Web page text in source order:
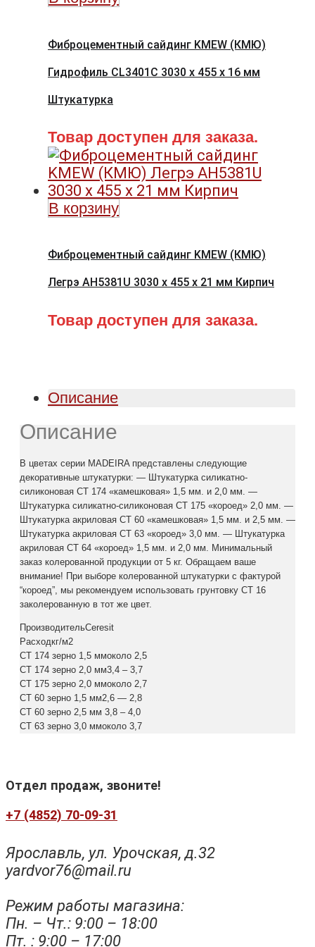
Фиброцементный сайдинг KMEW (КМЮ)
Гидрофиль CL3401C 3030 x 455 x 16 мм
Штукатурка
Товар доступен для заказа.
В корзину
Фиброцементный сайдинг KMEW (КМЮ)
Легрэ AH5381U 3030 x 455 x 21 мм Кирпич
Товар доступен для заказа.
Описание
Описание
В цветах серии MADEIRA представлены следующие
декоративные штукатурки: — Штукатурка силикатно-
силиконовая СТ 174 «камешковая» 1,5 мм. и 2,0 мм. —
Штукатурка силикатно-силиконовая СТ 175 «короед» 2,0 мм. —
Штукатурка акриловая СТ 60 «камешковая» 1,5 мм. и 2,5 мм. —
Штукатурка акриловая СТ 63 «короед» 3,0 мм. — Штукатурка
акриловая СТ 64 «короед» 1,5 мм. и 2,0 мм. Минимальный
заказ колерованной продукции от 5 кг. Обращаем ваше
внимание! При выборе колерованной штукатурки с фактурой
“короед”, мы рекомендуем использовать грунтовку СТ 16
заколерованную в тот же цвет.
ПроизводительCeresit
Расходкг/м2
СТ 174 зерно 1,5 ммоколо 2,5
СТ 174 зерно 2,0 мм3,4 – 3,7
СТ 175 зерно 2,0 ммоколо 2,7
СТ 60 зерно 1,5 мм2,6 — 2,8
СТ 60 зерно 2,5 мм 3,8 – 4,0
СТ 63 зерно 3,0 ммоколо 3,7
Отдел продаж, звоните!
+7 (4852) 70-09-31
Ярославль, ул. Урочская, д.32
yardvor76@mail.ru
Режим работы магазина:
Пн. – Чт.: 9:00 – 18:00
Пт. : 9:00 – 17:00